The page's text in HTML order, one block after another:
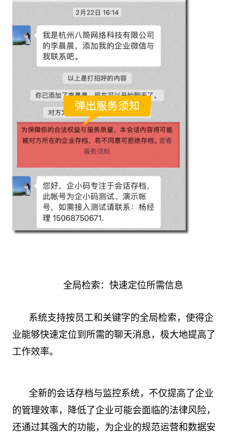
全局检索：快速定位所需信息
系统支持按员工和关键字的全局检索，使得企
业能够快速定位到所需的聊天消息，极大地提高了
工作效率。
全新的会话存档与监控系统，不仅提高了企业
的管理效率，降低了企业可能会面临的法律风险，
还通过其强大的功能，为企业的规范运营和数据安